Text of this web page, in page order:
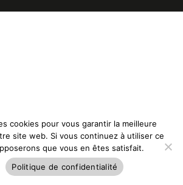
cookies pour vous garantir la meilleure
site web. Si vous continuez à utiliser ce
que vous en êtes satisfait.
Politique de confidentialité